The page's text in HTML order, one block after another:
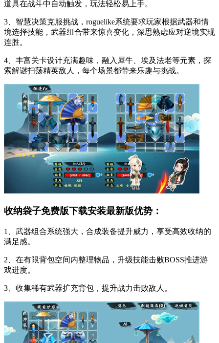
道具在战斗中自动触发，玩法轻松易上手。
3、智慧决策克服挑战，roguelike系统要求玩家根据武器和情
境选择技能，武器组合带来惊喜变化，深思熟虑应对逆境实现
连胜。
4、丰富关卡设计充满趣味，融入犀牛、埃及法老等元素，探
索解谜扫荡精英敌人，每个场景都带来乐趣与挑战。
收纳袋子免费版下载安装最新版优势：
1、武器组合系统强大，合成装备提升威力，享受高效收纳的
满足感。
2、在有限背包空间内整理物品，升级技能击败BOSS推进游
戏进度。
3、收集稀有武器扩充背包，提升战力击败敌人。